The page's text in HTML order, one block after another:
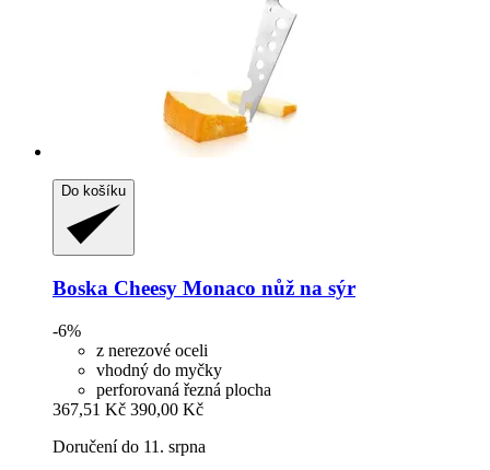
Do košíku
Boska Cheesy Monaco nůž na sýr
-6%
z nerezové oceli
vhodný do myčky
perforovaná řezná plocha
367,51 Kč 390,00 Kč
Doručení do 11. srpna